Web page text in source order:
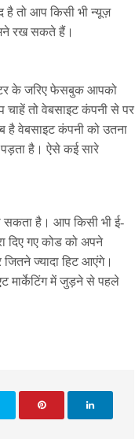
है तो आप किसी भी न्यूज़
रख सकते हैं।
के जरिए फेसबुक आपको
तो वेबसाइट कंपनी से पर
है वेबसाइट कंपनी को उतना
पड़ता है। ऐसे कई सारे
सकता है। आप किसी भी ई-
दिए गए कोड को अपने
ज्यादा हिट आएंगे।
मार्केटिंग में जुड़ने से पहले